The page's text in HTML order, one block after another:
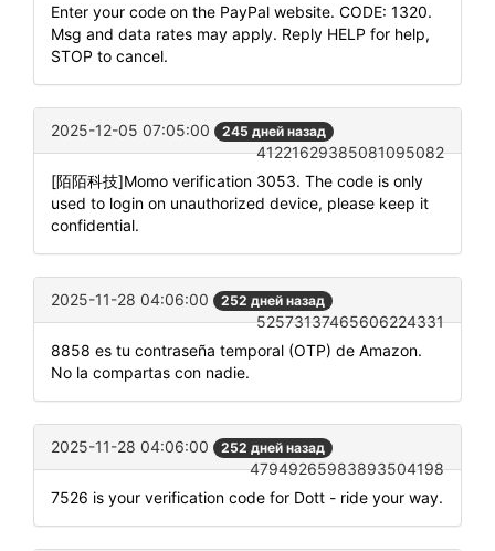
Enter your code on the PayPal website. CODE: 1320.
Msg and data rates may apply. Reply HELP for help,
STOP to cancel.
2025-12-05 07:05:00 245 дней назад
41221629385081095082
[陌陌科技]Momo verification 3053. The code is only
used to login on unauthorized device, please keep it
confidential.
2025-11-28 04:06:00 252 дней назад
52573137465606224331
8858 es tu contraseña temporal (OTP) de Amazon.
No la compartas con nadie.
2025-11-28 04:06:00 252 дней назад
47949265983893504198
7526 is your verification code for Dott - ride your way.